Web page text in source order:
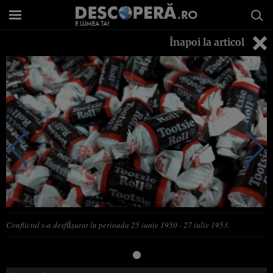
Înapoi la articol
Conflictul s-a desfăşurat în perioada 25 iunie 1950 - 27 iulie 1953.